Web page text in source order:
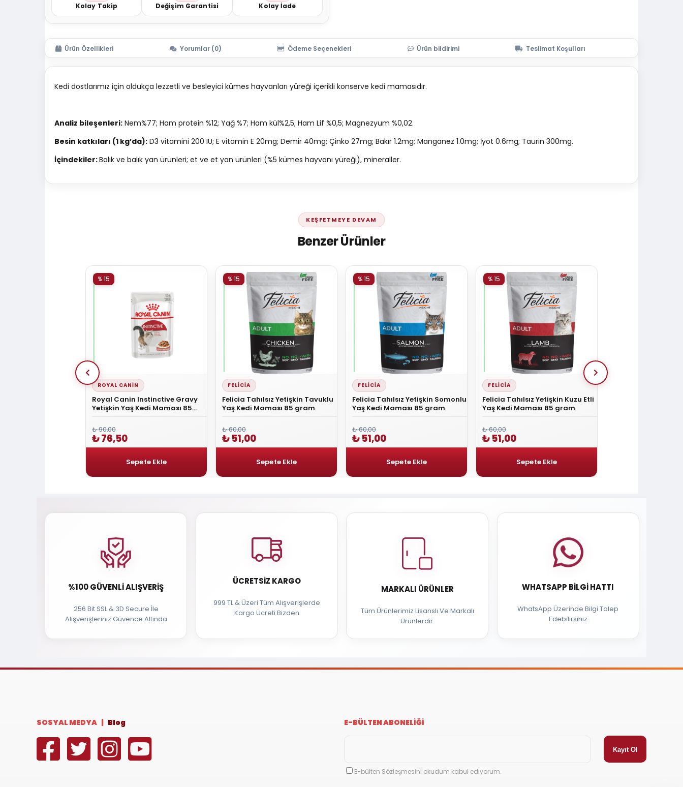
Kolay Takip Değişim Garantisi Kolay İade
Ürün Özellikleri Yorumlar (0) Ödeme Seçenekleri Ürün bildirimi Teslimat Koşulları
Kedi dostlarımız için oldukça lezzetli ve besleyici kümes hayvanları yüreği içerikli konserve kedi mamasıdır.
Analiz bileşenleri: Nem%77; Ham protein %12; Yağ %7; Ham kül%2,5; Ham Lif %0,5; Magnezyum %0,02.
Besin katkıları (1 kg’da): D3 vitamini 200 IU; E vitamin E 20mg; Demir 40mg; Çinko 27mg; Bakır 1.2mg; Manganez 1.0mg; İyot 0.6mg; Taurin 300mg.
İçindekiler:Balık ve balık yan ürünleri; et ve et yan ürünleri (%5 kümes hayvanı yüreği), mineraller.
KEŞFETMEYE DEVAM
Benzer Ürünler
ROYAL CANIN
Royal Canin Instinctive Gravy
Yetişkin Yaş Kedi Maması 85
% 15
₺ 90,00
₺ 76,50
FELICIA
Felicia Tahılsız Yetişkin Tavuklu
Yaş Kedi Maması 85 gram
% 15
₺ 60,00
₺ 51,00
FELICIA
Felicia Tahılsız Yetişkin Somonlu
Yaş Kedi Maması 85 gram
% 15
₺ 60,00
₺ 51,00
FELICIA
Felicia Tahılsız Yetişkin Kuzu Etli
Yaş Kedi Maması 85 gram
% 15
₺ 60,00
₺ 51,00
%100 GÜVENLI ALIŞVERIŞ
256 Bit SSL & 3D Secure İle
Alışverişleriniz Güvence Altında
ÜCRETSIZ KARGO
999 TL & Üzeri Tüm Alışverişlerde
Kargo Ücreti Bizden
MARKALI ÜRÜNLER
Tüm Ürünlerimiz Lisanslı Ve Markalı
Ürünlerdir.
WHATSAPP BILGI HATTI
WhatsApp Üzerinde Bilgi Talep
Edebilirsiniz
SOSYAL MEDYA | Blog E-BÜLTEN ABONELİĞİ
E-bülten Sözleşmesini okudum kabul ediyorum.